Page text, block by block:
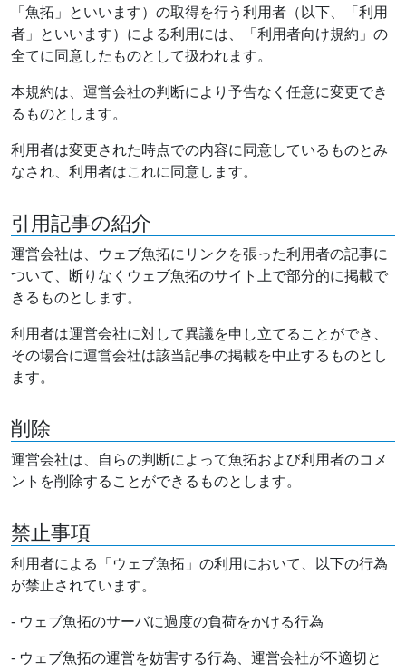
「魚拓」といいます）の取得を行う利用者（以下、「利用
者」といいます）による利用には、「利用者向け規約」の
全てに同意したものとして扱われます。
本規約は、運営会社の判断により予告なく任意に変更でき
るものとします。
利用者は変更された時点での内容に同意しているものとみ
なされ、利用者はこれに同意します。
引用記事の紹介
運営会社は、ウェブ魚拓にリンクを張った利用者の記事に
ついて、断りなくウェブ魚拓のサイト上で部分的に掲載で
きるものとします。
利用者は運営会社に対して異議を申し立てることができ、
その場合に運営会社は該当記事の掲載を中止するものとし
ます。
削除
運営会社は、自らの判断によって魚拓および利用者のコメ
ントを削除することができるものとします。
禁止事項
利用者による「ウェブ魚拓」の利用において、以下の行為
が禁止されています。
- ウェブ魚拓のサーバに過度の負荷をかける行為
- ウェブ魚拓の運営を妨害する行為、運営会社が不適切と